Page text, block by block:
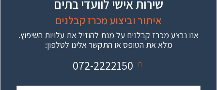
שירות אישי לוועדי בתים
איתור וביצוע מכרז קבלנים
אנו נבצע מכרז קבלנים על מנת להוזיל את עלויות השיפוץ.
מלא את הטופס או התקשר אלינו לטלפון:
072-2222150